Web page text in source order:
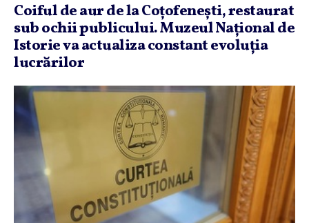
Coiful de aur de la Coţofeneşti, restaurat
sub ochii publicului. Muzeul Naţional de
Istorie va actualiza constant evoluţia
lucrărilor